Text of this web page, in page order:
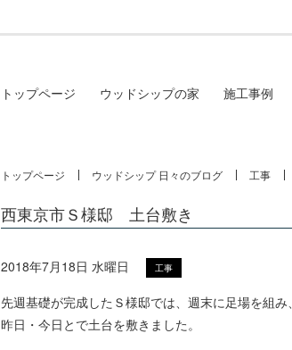
トップページ ウッドシップの家 施工事例
トップページ ウッドシップ 日々のブログ 工事
西東京市Ｓ様邸 土台敷き
2018年7月18日 水曜日 工事
先週基礎が完成したＳ様邸では、週末に足場を組み、
昨日・今日とで土台を敷きました。